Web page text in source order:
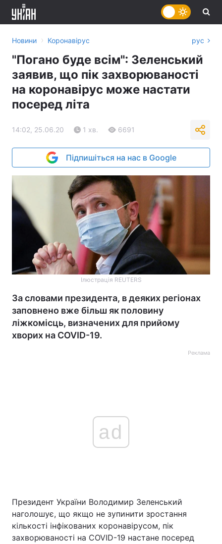
Україна Політика
Економіка Світ
Новини › Коронавірус рус
"Погано буде всім": Зеленський
заявив, що пік захворюваності
на коронавірус може настати
посеред літа
14:02, 25.06.20 1 хв. 6691
Підпишіться на нас в Google
Ілюстрація REUTERS
За словами президента, в деяких регіонах
заповнено вже більш як половину
ліжкомісць, визначених для прийому
хворих на COVID-19.
Реклама
ad
Президент України Володимир Зеленський
наголошує, що якщо не зупинити зростання
кількості інфікованих коронавірусом, пік
захворюваності на COVID-19 настане посеред